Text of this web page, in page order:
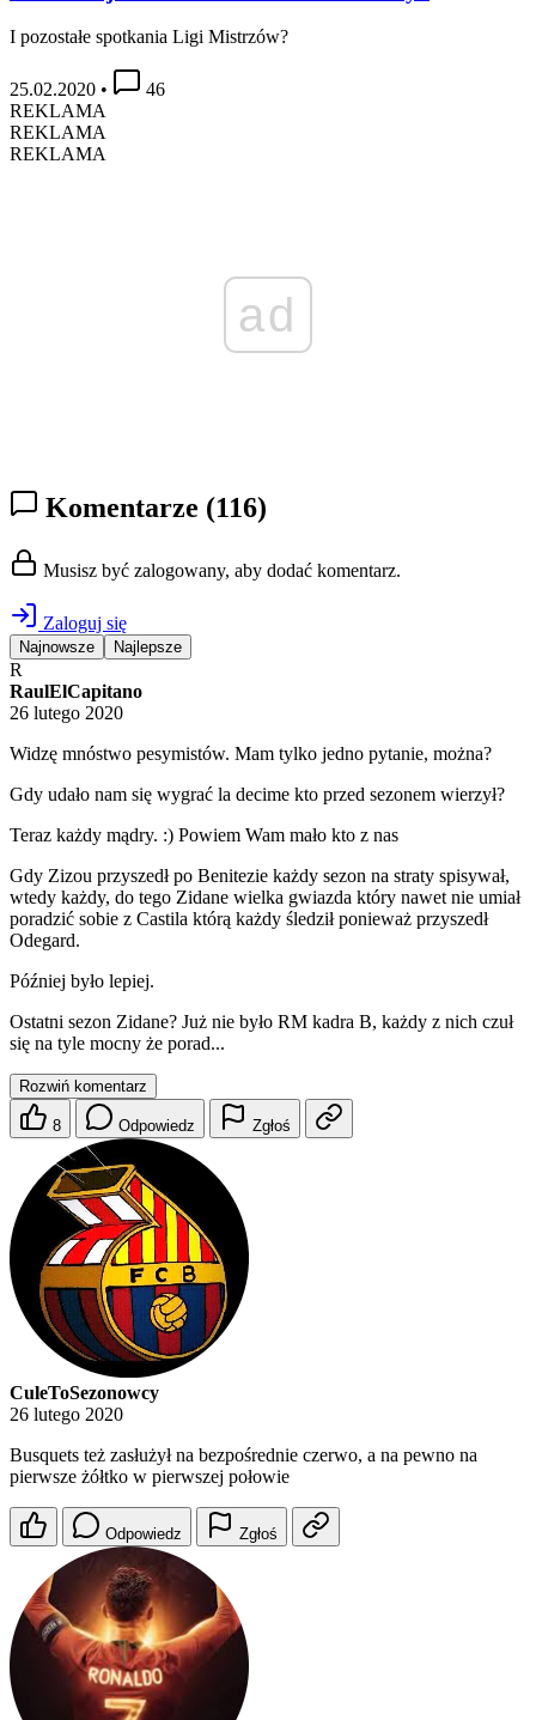
I pozostałe spotkania Ligi Mistrzów?
25.02.2020 •
46
REKLAMA
REKLAMA
REKLAMA
ad
Komentarze (116)
Musisz być zalogowany, aby dodać komentarz.
Zaloguj się
Najnowsze Najlepsze
R
RaulElCapitano
26 lutego 2020
Widzę mnóstwo pesymistów. Mam tylko jedno pytanie, można?
Gdy udało nam się wygrać la decime kto przed sezonem wierzył?
Teraz każdy mądry. :) Powiem Wam mało kto z nas
Gdy Zizou przyszedł po Benitezie każdy sezon na straty spisywał,
wtedy każdy, do tego Zidane wielka gwiazda który nawet nie umiał
poradzić sobie z Castila którą każdy śledził ponieważ przyszedł
Odegard.
Później było lepiej.
Ostatni sezon Zidane? Już nie było RM kadra B, każdy z nich czuł
się na tyle mocny że porad...
Rozwiń komentarz
8 Odpowiedz Zgłoś
CuleToSezonowcy
26 lutego 2020
Busquets też zasłużył na bezpośrednie czerwo, a na pewno na
pierwsze żółtko w pierwszej połowie
Odpowiedz Zgłoś